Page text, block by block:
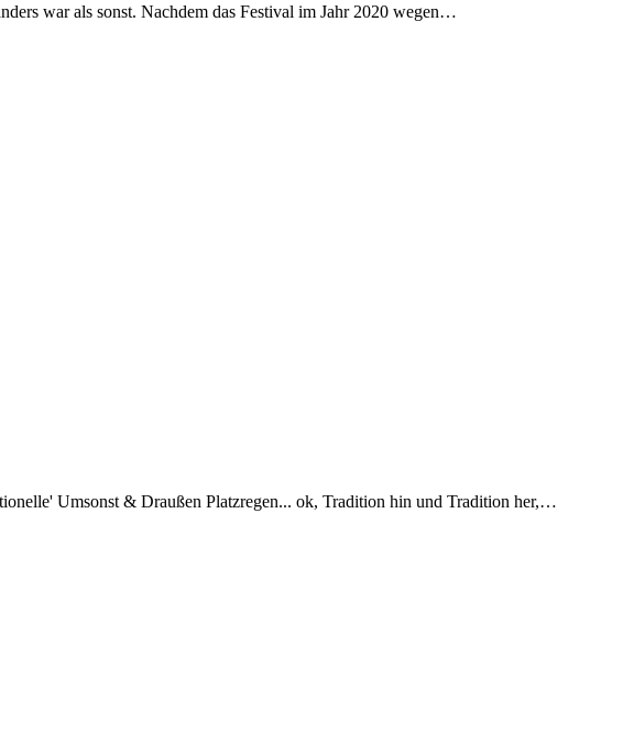
war als sonst. Nachdem das Festival im Jahr 2020 wegen…
Umsonst & Draußen Platzregen... ok, Tradition hin und Tradition her,…